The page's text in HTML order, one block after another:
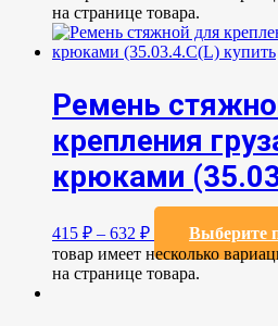
на странице товара.
Ремень
крепления
крюками
415 ₽ – 632 ₽ Выберите
товар имеет несколько
на странице товара.